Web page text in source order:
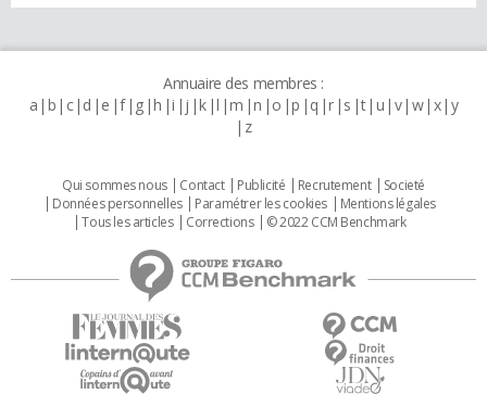
Annuaire des membres :
a b c d e f g h i j k l m n o p q r s t u v w x y
z
Qui sommes nous Contact Publicité Recrutement
Societé
Données personnelles
Paramétrer les cookies
Mentions légales
Tous les articles
Corrections © 2022 CCM Benchmark